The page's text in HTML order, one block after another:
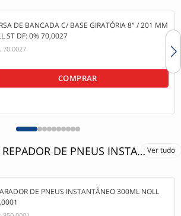
DE BANCADA C/ BASE GIRATÓRIA 8" / 201 MM
ST DF: 0% 70,0027
70.0027
COMPRAR
PROMOÇÃO REPADOR DE PNEUS INSTANTÂNEO 300ML Ver tudo
DE PNEUS INSTANTÂNEO 300ML NOLL